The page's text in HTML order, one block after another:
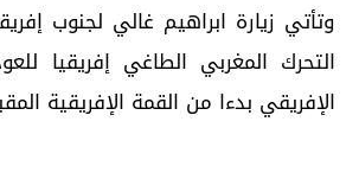
وتأتي زيارة ابراهيم غالي لجنوب
التحرك المغربي الطاغي إفريقيا
الإفريقي بدءا من القمة الإفريقية